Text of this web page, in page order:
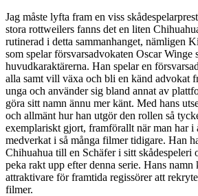
Jag måste lyfta fram en viss
stora rottweilers fanns det en liten
rutinerad i detta sammanhanget, nämligen
som spelar försvarsadvokaten Oscar Winge
huvudkaraktärerna. Han spelar en
alla samt vill växa och bli en känd advokat
unga och använder sig bland annat av
göra sitt namn ännu mer känt. Med hans
och allmänt hur han utgör den rollen så
exemplariskt gjort, framförallt när man har i
medverkat i så många filmer tidigare. Han
Chihuahua till en Schäfer i sitt skådespeleri
peka rakt upp efter denna serie. Hans namn
attraktivare för framtida regissörer att
filmer.